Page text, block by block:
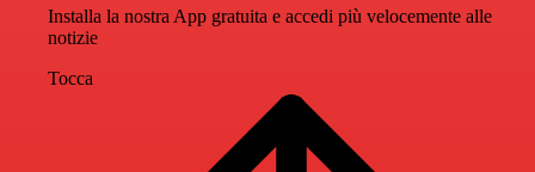
Installa la nostra App gratuita e accedi più velocemente alle
notizie
Tocca